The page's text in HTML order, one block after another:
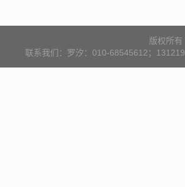
版权所
联系我们：罗汐：010-68545612；